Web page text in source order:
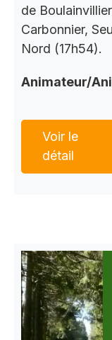
de
Carbonnier,
Nord (17h54).
Animateur/
Voir le
détail